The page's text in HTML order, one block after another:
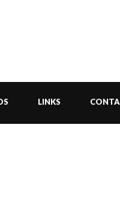
LINKS